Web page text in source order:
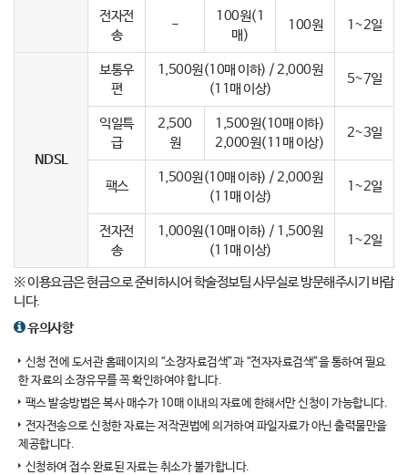
전자전
송
-
100원(1
매)
100원 1~2일
NDSL
보통우
편
1,500원(10매 이하) / 2,000원
(11매 이상)
5~7일
익일특
급
2,500
원
1,500원(10매 이하)
2,000원(11매 이상)
2~3일
팩스
1,500원(10매 이하) / 2,000원
(11매 이상)
1~2일
전자전
송
1,000원(10매 이하) / 1,500원
(11매 이상)
1~2일
※ 이용요금은 현금으로 준비하시어 학술정보팀 사무실로 방문해주시기 바랍
니다.
유의사항
신청 전에 도서관 홈페이지의 “소장자료검색”과 “전자자료검색”을 통하여 필요
한 자료의 소장유무를 꼭 확인하여야 합니다.
팩스 발송방법은 복사 매수가 10매 이내의 자료에 한해서만 신청이 가능합니다.
전자전송으로 신청한 자료는 저작권법에 의거하여 파일자료가 아닌 출력물만을
제공합니다.
신청하여 접수 완료된 자료는 취소가 불가합니다.